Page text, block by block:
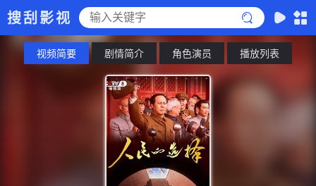
搜刮影视
视频简要 剧情简介 角色演员 播放列表